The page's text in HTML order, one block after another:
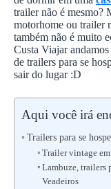
trailer não é mesmo?
motorhome ou trailer
também não é muito
Custa Viajar
de trailers para se
sair do lugar :D
Aqui você irá
Trailers para se
Trailer vintage
Lambuze, trailers
Veadeiros